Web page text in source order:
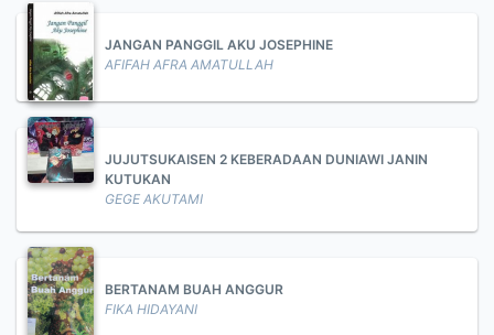
JANGAN PANGGIL AKU JOSEPHINE
AFIFAH AFRA AMATULLAH
JUJUTSUKAISEN 2 KEBERADAAN DUNIAWI JANIN
KUTUKAN
GEGE AKUTAMI
BERTANAM BUAH ANGGUR
FIKA HIDAYANI